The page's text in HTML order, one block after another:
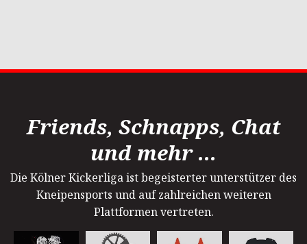
Friends, Schnapps, Chat
und mehr ...
Die Kölner Kickerliga ist begeisterter unterstützer des
Kneipensports und auf zahlreichen weiteren
Plattformen vertreten.